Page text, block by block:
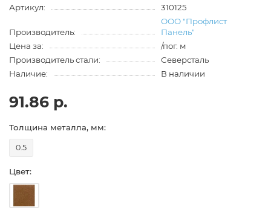
Артикул:
310125
Производитель:
ООО "Профлист
Панель"
Цена за:
/пог. м
Производитель стали:
Северсталь
Наличие:
В наличии
91.86 р.
Толщина металла, мм:
0.5
Цвет: